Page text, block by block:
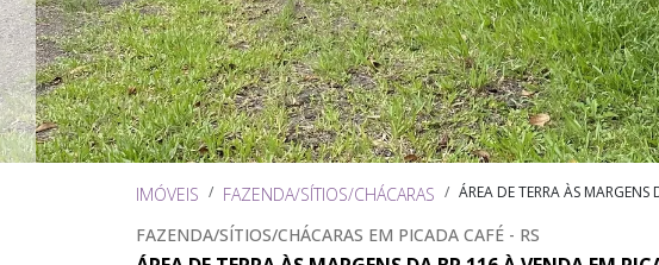
IMÓVEIS FAZENDA/SÍTIOS/CHÁCARAS ÁREA DE TERRA ÀS
FAZENDA/SÍTIOS/CHÁCARAS EM PICADA CAFÉ - RS